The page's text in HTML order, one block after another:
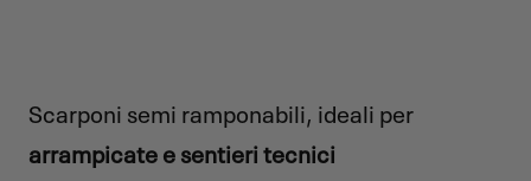
Scarponi semi ramponabili, ideali per
arrampicate e sentieri tecnici